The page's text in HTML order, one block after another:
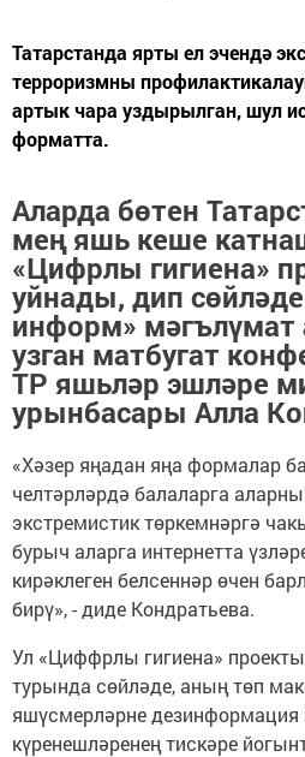
Татарстанда ярты ел эчендә
терроризмны
артык чара уздырылган, шул
форматта.
Аларда бөтен
мең яшь кеше
«Цифрлы гигиена»
уйнады, дип
информ» мәгълүмат
узган матбугат
ТР яшьләр эшләре
урынбасары Алла
«Хәзер яңадан яңа формалар
челтәрләрдә балаларга
экстремистик төркемнәргә
бурыч аларга интернетта
кирәклеген белсеннәр өчен
бирү», - диде Кондратьева.
Ул «Циффрлы гигиена»
турында сөйләде, аның төп
яшүсмерләрне дезинформация
күренешләренең тискәре